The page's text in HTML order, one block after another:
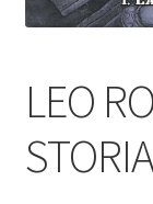
LEO